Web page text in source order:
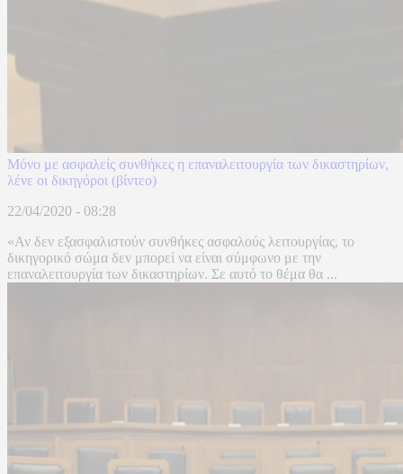
Μόνο με ασφαλείς συνθήκες η επαναλειτουργία των δικαστηρίων,
λένε οι δικηγόροι (βίντεο)
22/04/2020 - 08:28
«Αν δεν εξασφαλιστούν συνθήκες ασφαλούς λειτουργίας, το
δικηγορικό σώμα δεν μπορεί να είναι σύμφωνο με την
επαναλειτουργία των δικαστηρίων. Σε αυτό το θέμα θα ...